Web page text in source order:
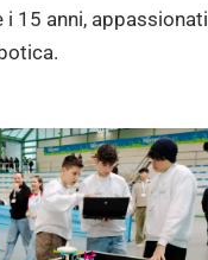
i 15 anni, appassionati